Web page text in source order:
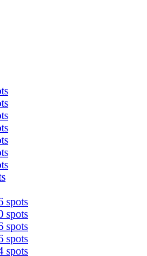
spots
spots
spots
spots
spots